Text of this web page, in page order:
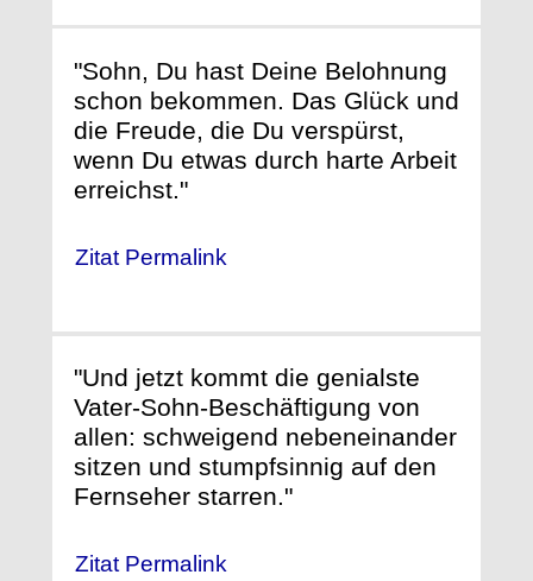
"Sohn, Du hast Deine Belohnung
schon bekommen. Das Glück und
die Freude, die Du verspürst,
wenn Du etwas durch harte Arbeit
erreichst."
Zitat Permalink
"Und jetzt kommt die genialste
Vater-Sohn-Beschäftigung von
allen: schweigend nebeneinander
sitzen und stumpfsinnig auf den
Fernseher starren."
Zitat Permalink